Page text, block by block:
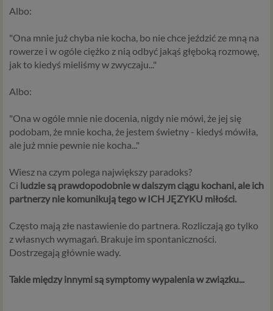
Albo:
"Ona mnie już chyba nie kocha, bo nie chce jeździć ze mną na
rowerze i w ogóle ciężko z nią odbyć jakąś głęboką rozmowę,
jak to kiedyś mieliśmy w zwyczaju..."
Albo:
"Ona w ogóle mnie nie docenia, nigdy nie mówi, że jej się
podobam, że mnie kocha, że jestem świetny - kiedyś mówiła,
ale już mnie pewnie nie kocha..."
Wiesz na czym polega największy paradoks?
Ci ludzie są prawdopodobnie w dalszym ciągu kochani, ale ich
partnerzy nie komunikują tego w ICH JĘZYKU miłości.
Często mają złe nastawienie do partnera. Rozliczają go tylko
z własnych wymagań. Brakuje im spontaniczności.
Dostrzegają głównie wady.
Takie między innymi są symptomy wypalenia w związku...